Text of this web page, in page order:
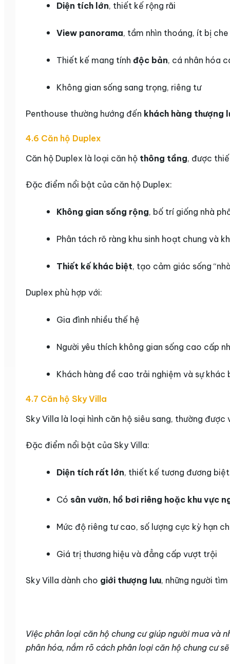
Diện tích lớn, thiết kế rộng rãi
View panorama, tầm nhìn thoáng, ít bị
Thiết kế mang tính độc bản, cá nhân hóa
Không gian sống sang trọng, riêng tư
Penthouse thường hướng đến khách hàng thượng
4.6 Căn hộ Duplex
Căn hộ Duplex là loại căn hộ thông tầng, được
Đặc điểm nổi bật của căn hộ Duplex:
Không gian sống rộng, bố trí giống nhà
Phân tách rõ ràng khu sinh hoạt chung và
Thiết kế khác biệt, tạo cảm giác sống
Duplex phù hợp với:
Gia đình nhiều thế hệ
Người yêu thích không gian sống cao cấp
Khách hàng đề cao trải nghiệm và sự khác
4.7 Căn hộ Sky Villa
Sky Villa là loại hình căn hộ siêu sang, thường được
Đặc điểm nổi bật của Sky Villa:
Diện tích rất lớn, thiết kế tương đương
Có sân vườn, hồ bơi riêng hoặc khu vực
Mức độ riêng tư cao, số lượng cực kỳ hạn
Giá trị thương hiệu và đẳng cấp vượt trội
Sky Villa dành cho giới thượng lưu, những người
Việc phân loại căn hộ chung cư giúp người mua và
phân hóa, nắm rõ cách phân loại căn hộ chung cư